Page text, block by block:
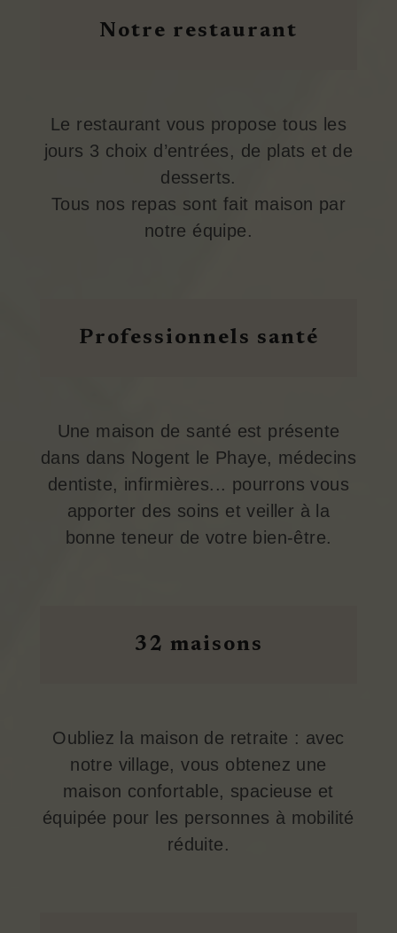
Notre restaurant
Le restaurant vous propose tous les
jours 3 choix d’entrées, de plats et de
desserts.
Tous nos repas sont fait maison par
notre équipe.
Professionnels santé
Une maison de santé est présente
dans dans Nogent le Phaye, médecins
dentiste, infirmières... pourrons vous
apporter des soins et veiller à la
bonne teneur de votre bien-être.
32 maisons
Oubliez la maison de retraite : avec
notre village, vous obtenez une
maison confortable, spacieuse et
équipée pour les personnes à mobilité
réduite.